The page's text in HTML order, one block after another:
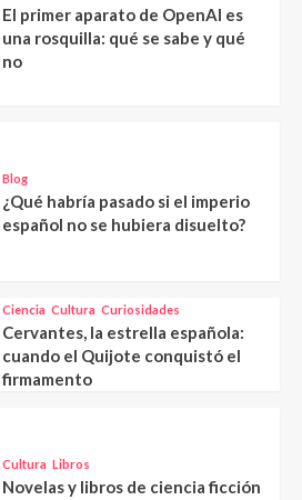
El primer aparato de OpenAI es
una rosquilla: qué se sabe y qué
no
Blog
¿Qué habría pasado si el imperio
español no se hubiera disuelto?
Ciencia Cultura Curiosidades
Cervantes, la estrella española:
cuando el Quijote conquistó el
firmamento
Cultura Libros
Novelas y libros de ciencia ficción